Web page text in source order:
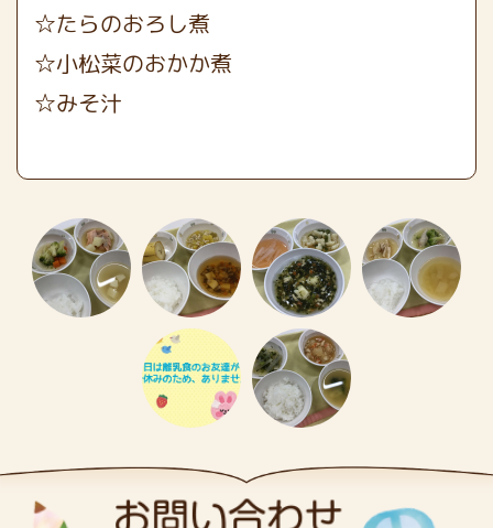
☆たらのおろし煮
☆小松菜のおかか煮
☆みそ汁